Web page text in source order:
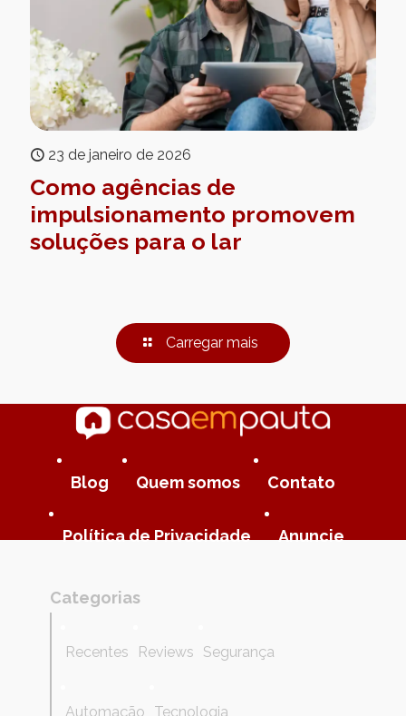
23 de janeiro de 2026
Como agências de
impulsionamento promovem
soluções para o lar
Carregar mais
Blog Quem somos Contato
Política de Privacidade Anuncie
Categorias
Recentes Reviews Segurança
Automação Tecnologia